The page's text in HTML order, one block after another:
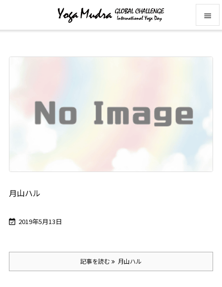


月山ハル
 2019年5月13日
記事を読む 月山ハル